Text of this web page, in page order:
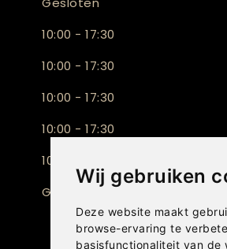
Wij gebruiken
Deze website maakt
browse-ervaring te
basisfunctionaliteit van de
10:00 - 17:30
10:00 - 17:30
10:00 - 17:30
10:00 - 17:30
10:00 - 16:30
Gesloten